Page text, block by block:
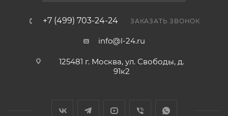
+7 (499) 703-24-24 ЗАКАЗАТЬ ЗВОНОК
info@l-24.ru
125481 г. Москва, ул. Свободы, д.
91к2